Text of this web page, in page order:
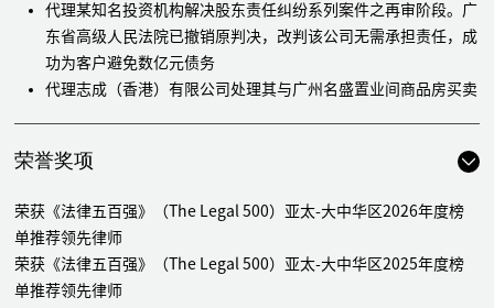
代理某知名投资机构解决股东责任纠纷系列案件之再审阶段。广
东省高级人民法院已撤销原判决，改判该公司无需承担责任，成
功为客户避免数亿元债务
代理志成（香港）有限公司处理其与广州名盛置业间商品房买卖
仲裁司法审查十大典型案例
司、福达（上海）食品有限公司、亨氏（中国）调味食品有限公
司间不正当竞争纠纷
代理某大型央企（铁路领域）处理其13件财产损害赔偿纠纷系
列案件及刑事附带民事公益诉讼案件，总标的金额超过2亿元
荣誉奖项
荣获《法律五百强》（The Legal 500）亚太-大中华区2026年度榜
单推荐领先律师
荣获《法律五百强》（The Legal 500）亚太-大中华区2025年度榜
单推荐领先律师